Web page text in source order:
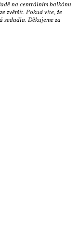
na centrálním balkónu
zvětšit. Pokud víte, že
sedadla. Děkujeme za